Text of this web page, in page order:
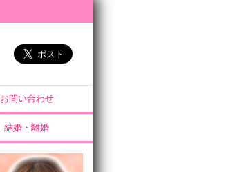
お問い合わせ
結婚・離婚